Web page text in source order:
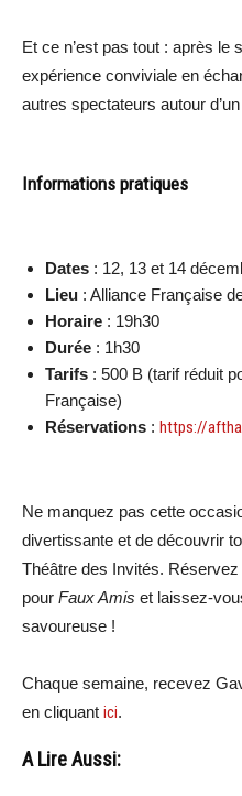
Et ce n’est pas tout : après le
expérience conviviale en
autres spectateurs autour
Informations pratiques
Dates : 12, 13 et 14
Lieu : Alliance Française
Horaire : 19h30
Durée : 1h30
Tarifs : 500 B (tarif réduit
Française)
Réservations : https://
Ne manquez pas cette
divertissante et de découvrir
Théâtre des Invités.
pour Faux Amis et laissez-
savoureuse !
Chaque semaine, recevez
en cliquant ici.
A Lire Aussi: